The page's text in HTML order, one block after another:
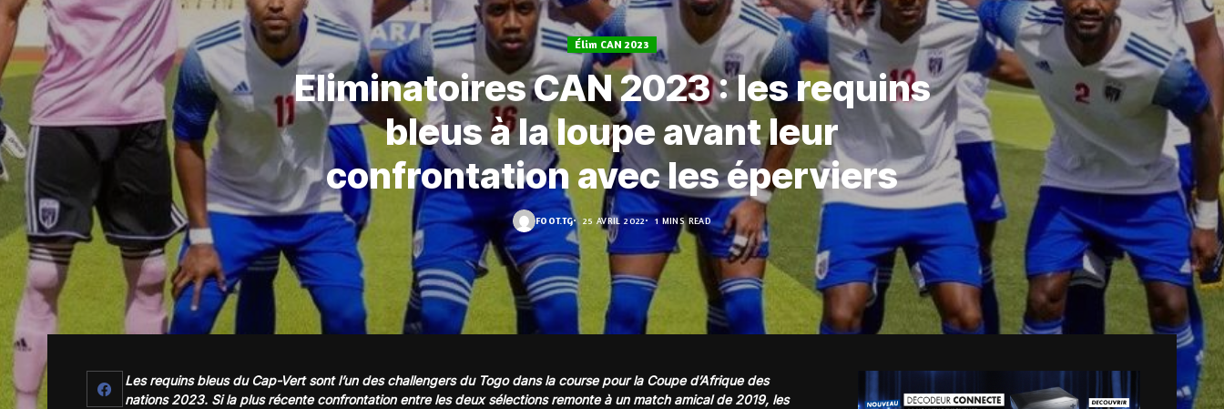
Élim CAN 2023
Eliminatoires CAN 2023 : les requins
bleus à la loupe avant leur
confrontation avec les éperviers
FOOT.TG 25 AVRIL 2022 1 MINS READ
Les requins bleus du Cap-Vert sont l’un des challengers du Togo dans la course pour la Coupe d’Afrique des
nations 2023. Si la plus récente confrontation entre les deux sélections remonte à un match amical de 2019, les